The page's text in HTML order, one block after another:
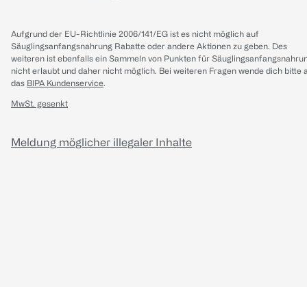
Aufgrund der EU-Richtlinie 2006/141/EG ist es nicht möglich auf
Säuglingsanfangsnahrung Rabatte oder andere Aktionen zu geben. Des
weiteren ist ebenfalls ein Sammeln von Punkten für
nicht erlaubt und daher nicht möglich. Bei weiteren Fragen wende dich bitte
das BIPA Kundenservice.
MwSt. gesenkt
Meldung möglicher illegaler Inhalte